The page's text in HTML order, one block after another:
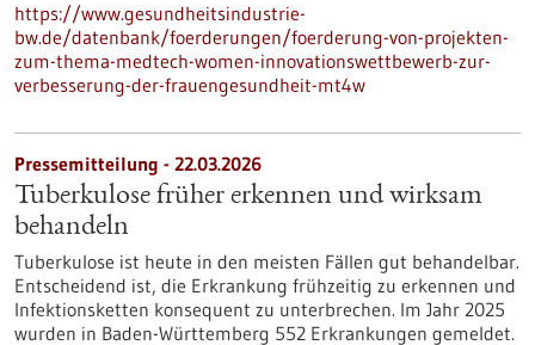
https://www.gesundheitsindustrie-
bw.de/datenbank/foerderungen/foerderung-von-projekten-
zum-thema-medtech-women-innovationswettbewerb-zur-
verbesserung-der-frauengesundheit-mt4w
Pressemitteilung - 22.03.2026
Tuberkulose früher erkennen und wirksam
behandeln
Tuberkulose ist heute in den meisten Fällen gut behandelbar.
Entscheidend ist, die Erkrankung frühzeitig zu erkennen und
Infektionsketten konsequent zu unterbrechen. Im Jahr 2025
wurden in Baden-Württemberg 552 Erkrankungen gemeldet.